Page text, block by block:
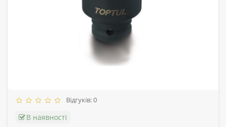
Відгуків: 0
В наявності